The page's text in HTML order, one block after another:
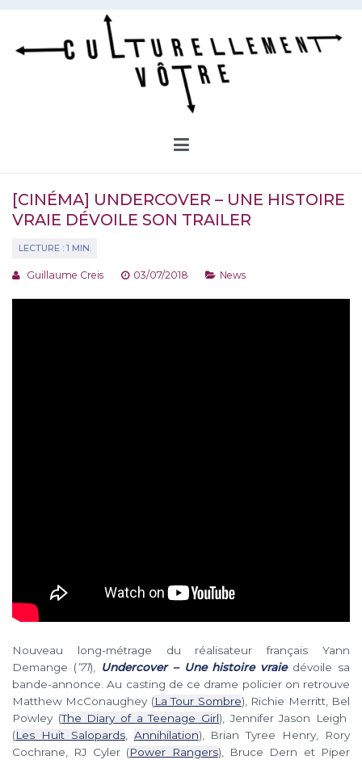
Aller
contenu
[CINÉMA] UNDERCOVER – UNE HISTOIRE
VRAIE DÉVOILE SON TRAILER
Guillaume Creis 03/07/2018 News
Nouveau long-métrage du réalisateur français Yann
Demange (’71), Undercover – Une histoire vraiedévoile sa
bande-annonce. Au casting de ce drame policier on retrouve
Matthew McConaughey (La Tour Sombre), Richie Merritt, Bel
Powley (The Diary of a Teenage Girl), Jennifer Jason Leigh
(Les Huit Salopards, Annihilation), Brian Tyree Henry, Rory
Cochrane, RJ Cyler (Power Rangers), Bruce Dern et Piper